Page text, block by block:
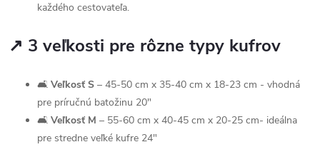
každého cestovateľa.
↗️ 3 veľkosti pre rôzne typy kufrov
🛋 Veľkosť S – 45-50 cm x 35-40 cm x 18-23 cm - vhodná
pre príručnú batožinu 20"
🛋 Veľkosť M – 55-60 cm x 40-45 cm x 20-25 cm- ideálna
pre stredne veľké kufre 24"